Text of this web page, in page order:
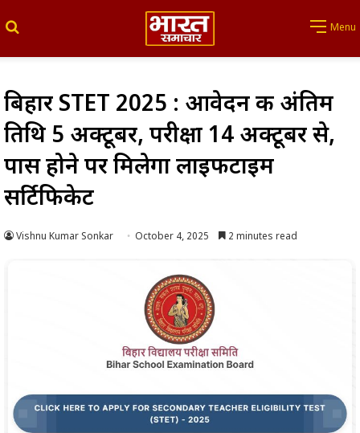
Menu
बिहार STET 2025 : आवेदन की अंतिम
तिथि 5 अक्टूबर, परीक्षा 14 अक्टूबर से,
पास होने पर मिलेगा लाइफटाइम
सर्टिफिकेट
Vishnu Kumar Sonkar October 4, 2025 2 minutes read